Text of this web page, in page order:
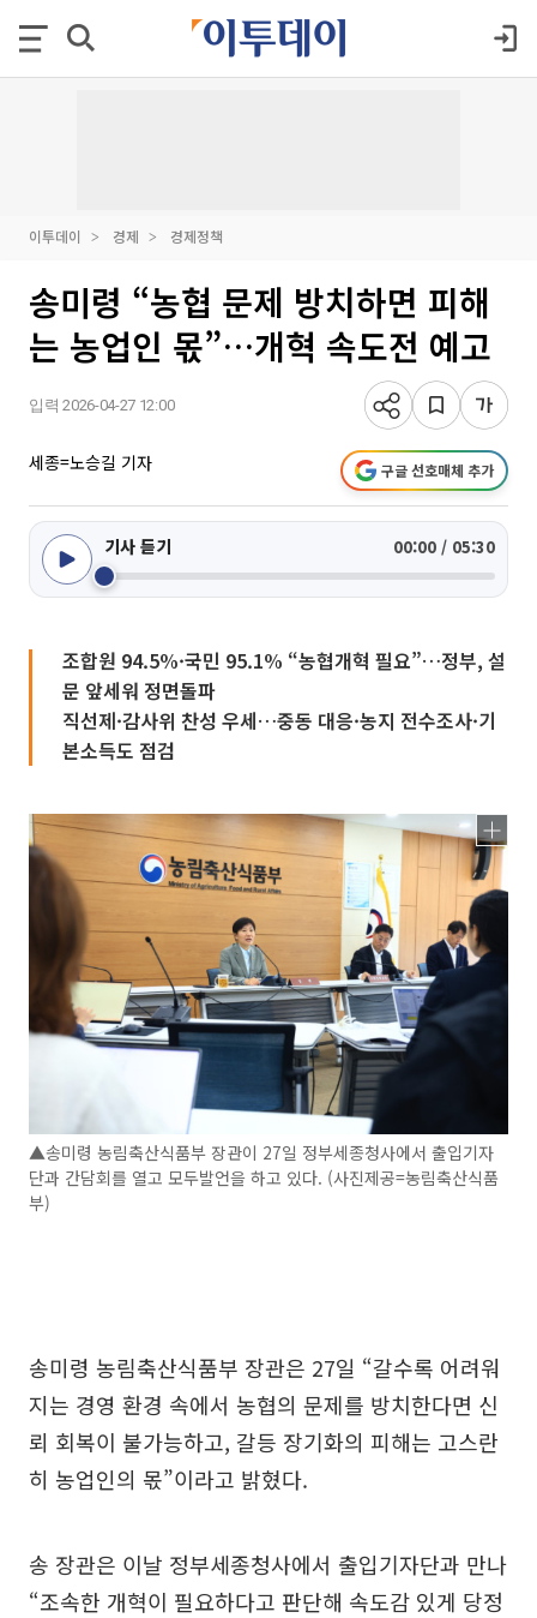
이투데이 경제 경제정책
송미령 “농협 문제 방치하면 피해
는 농업인 몫”…개혁 속도전 예고
입력 2026-04-27 12:00
세종=노승길 기자 구글 선호매체 추가
기사 듣기 00:00 / 05:30
조합원 94.5%·국민 95.1% “농협개혁 필요”…정부, 설
문 앞세워 정면돌파
직선제·감사위 찬성 우세…중동 대응·농지 전수조사·기
본소득도 점검
▲송미령 농림축산식품부 장관이 27일 정부세종청사에서 출입기자
단과 간담회를 열고 모두발언을 하고 있다. (사진제공=농림축산식품
부)
송미령 농림축산식품부 장관은 27일 “갈수록 어려워
지는 경영 환경 속에서 농협의 문제를 방치한다면 신
뢰 회복이 불가능하고, 갈등 장기화의 피해는 고스란
히 농업인의 몫”이라고 밝혔다.
송 장관은 이날 정부세종청사에서 출입기자단과 만나
“조속한 개혁이 필요하다고 판단해 속도감 있게 당정